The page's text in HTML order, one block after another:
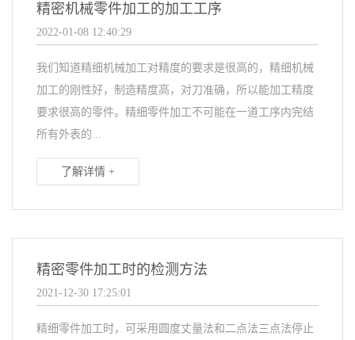
精密机械零件加工的加工工序
2022-01-08 12:40:29
我们知道精细机械加工对精度的要求是很高的，精细机械
加工的刚性好，制造精度高，对刀准确，所以能加工精度
要求很高的零件。精细零件加工不可能在一道工序内完结
所有外表的...
了解详情 +
精密零件加工时的检测方法
2021-12-30 17:25:01
精细零件加工时，可采用圆度丈量法和二点法三点法停止